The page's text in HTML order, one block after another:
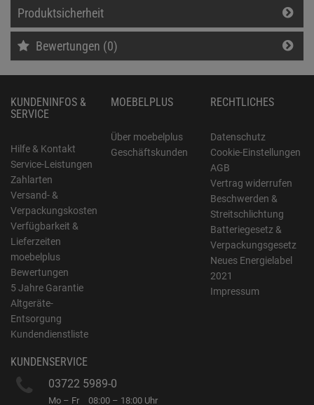
Produktsicherheit
Bewertungen (0)
KUNDENINFOS &
SERVICE
Hilfe & Kontakt
Service-Leistungen
Zahlarten
Versand- &
Verpackungskosten
Verfügbarkeit &
Lieferzeiten
moebelplus
Bewertungen
5 Jahre Garantie
Altgeräte-
Entsorgung
Kundendienstliste
MOEBELPLUS
Über moebelplus
Geschäftskunden
RECHTLICHES
Datenschutz
Cookie-Einstellungen
AGB
Vertrag widerrufen
Beschwerden &
Streitschlichtung
Batteriegesetz &
Verpackungsgesetz
Neues Energielabel
2021
Impressum
KUNDENSERVICE
03722 5989-0
Mo – Fr 08:00 – 18:00 Uhr